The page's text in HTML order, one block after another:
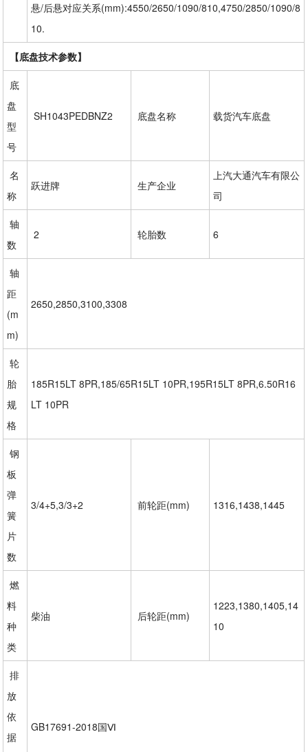
悬/后悬对应关系(mm):4550/2650/1090/810,4750/2850/1090/8
10.
【底盘技术参数】
底
盘
型
号
SH1043PEDBNZ2 底盘名称 载货汽车底盘
名
称
跃进牌 生产企业
上汽大通汽车有限公
司
轴
数
2 轮胎数 6
轴
距
(m
m)
2650,2850,3100,3308
轮
胎
规
格
185R15LT 8PR,185/65R15LT 10PR,195R15LT 8PR,6.50R16
LT 10PR
钢
板
弹
簧
片
数
3/4+5,3/3+2 前轮距(mm) 1316,1438,1445
燃
料
种
类
柴油 后轮距(mm)
1223,1380,1405,14
10
排
放
依
据
GB17691-2018国Ⅵ